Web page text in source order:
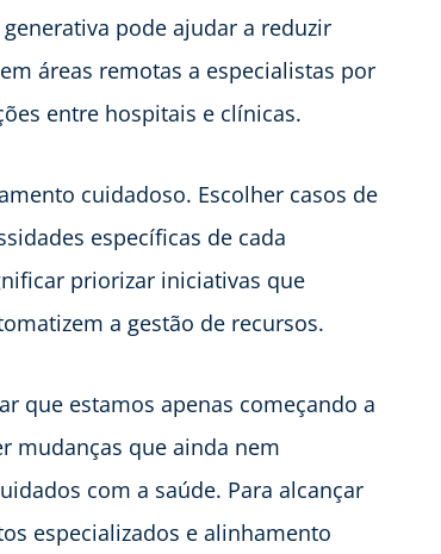
pode ajudar a reduzir
áreas remotas a especialistas por
entre hospitais e clínicas.
cuidadoso. Escolher casos de
específicas de cada
priorizar iniciativas que
a gestão de recursos.
que estamos apenas começando a
mudanças que ainda nem
com a saúde. Para alcançar
especializados e alinhamento